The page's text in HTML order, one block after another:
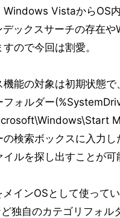
Windows VistaからOS
ックスサーチの存在
ので今回は割愛。
機能の対象は初期状態
フォルダー
の検索ボックスに入力
ルを探し出すことが可
インOSとして使って
独自のカテゴリフォル